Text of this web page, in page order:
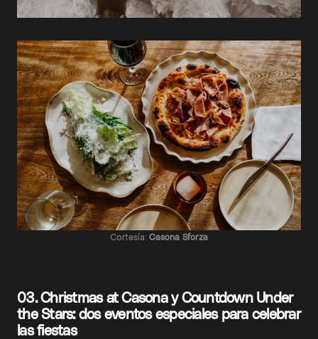
Cortesía: Casona Sforza
03. Christmas at Casona y Countdown Under
the Stars: dos eventos especiales para celebrar
las fiestas